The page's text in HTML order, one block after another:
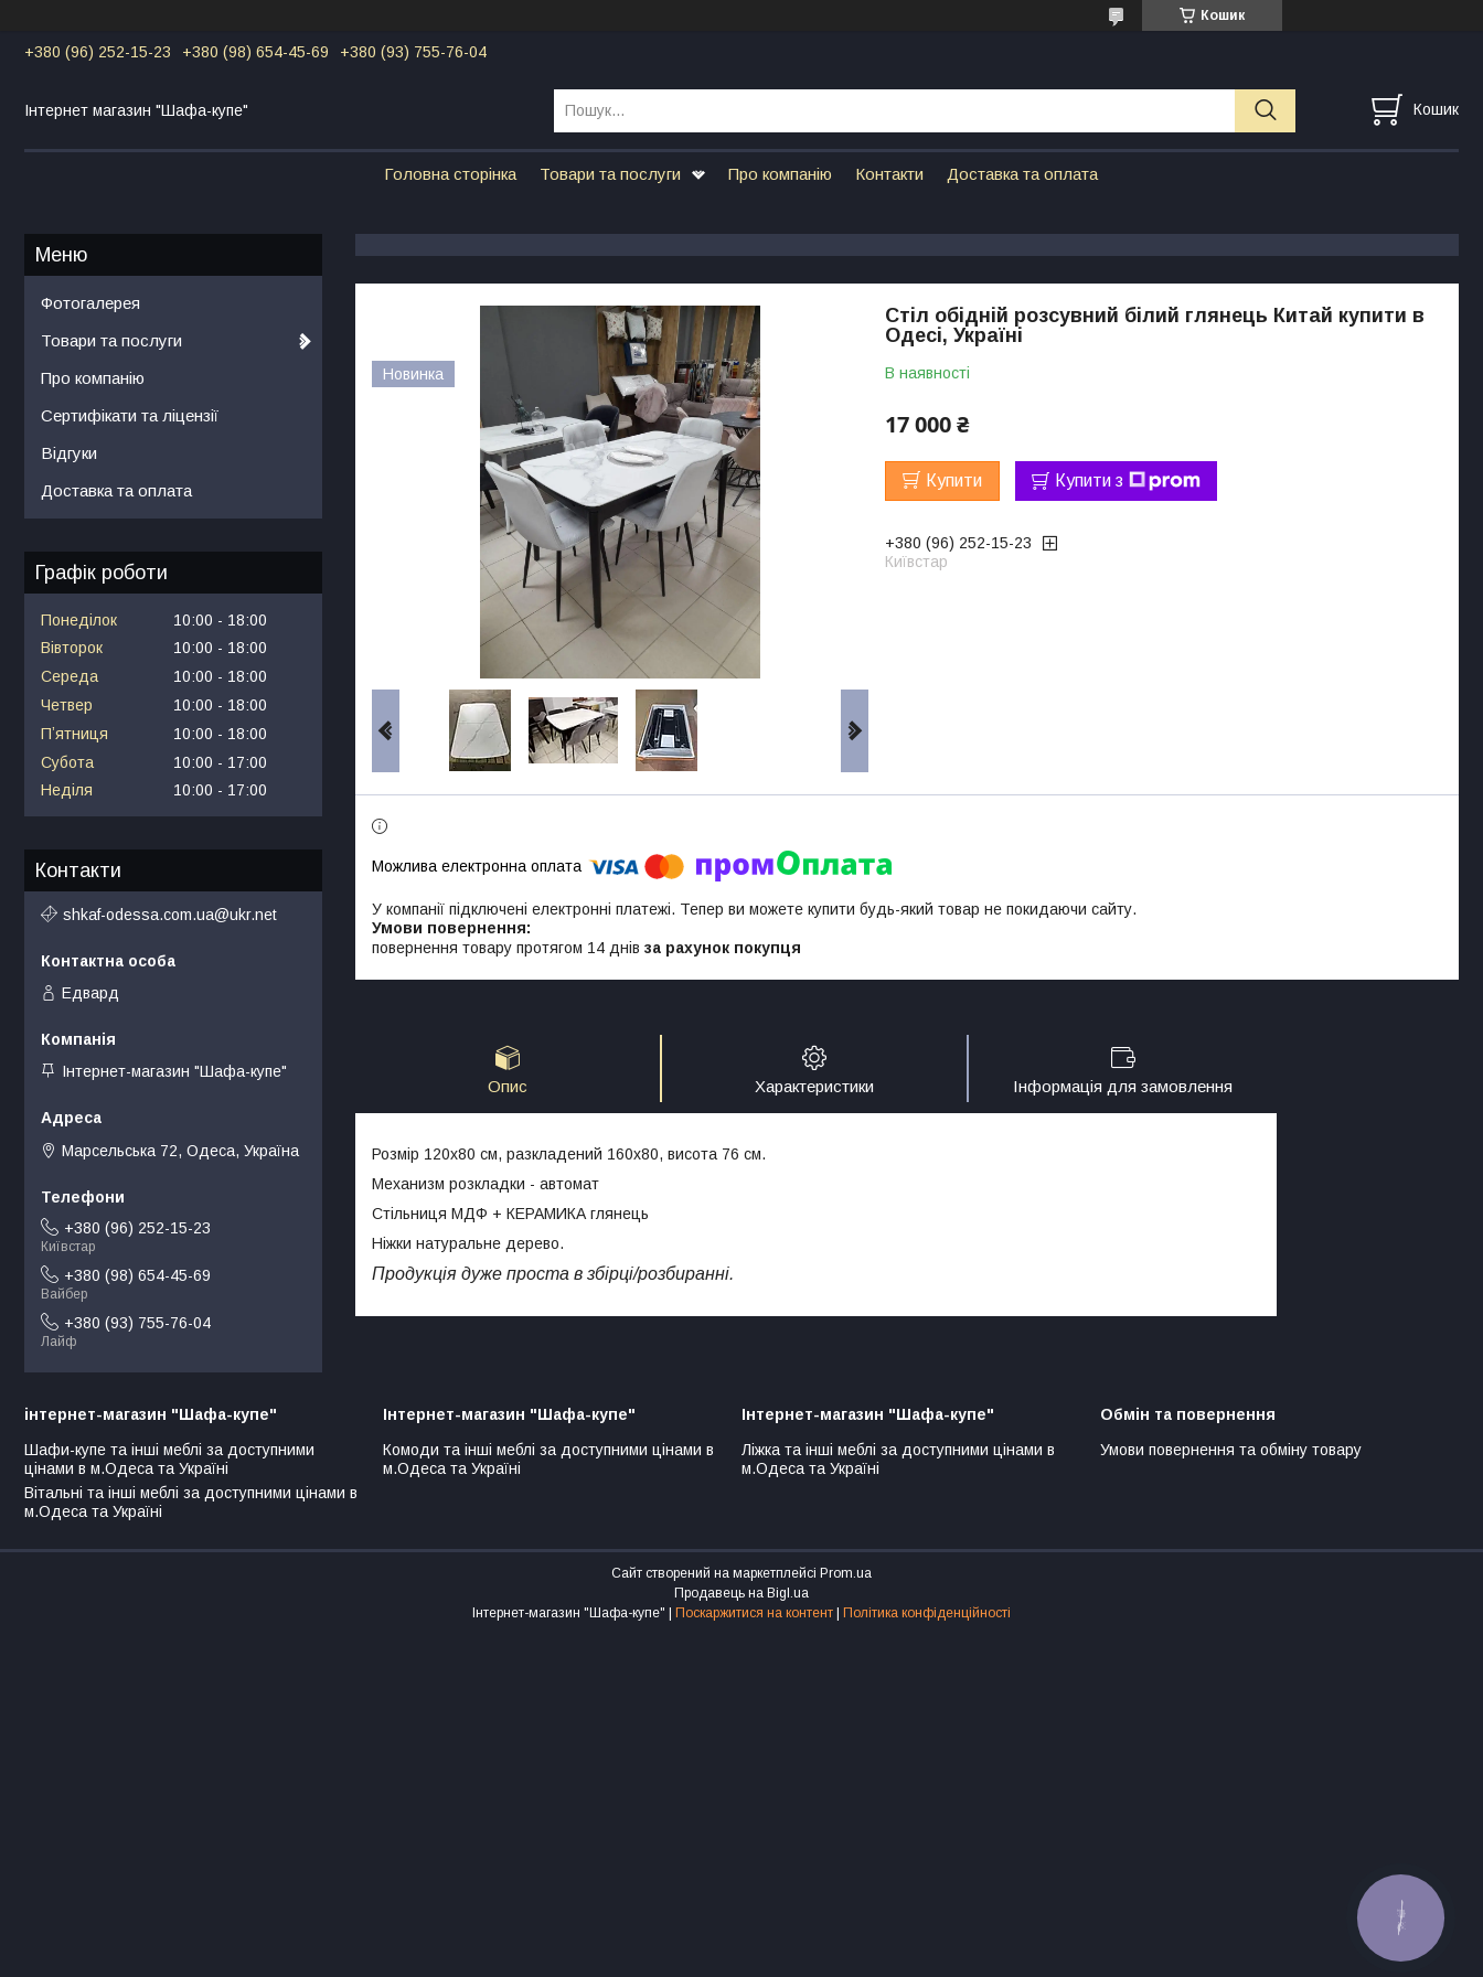
Кошик
+380 (96) 252-15-23 +380 (98) 654-45-69 +380 (93) 755-76-04
Інтернет магазин "Шафа-купе" Кошик
Головна сторінка Товари та послуги Про компанію Контакти Доставка та оплата
Новинка
Стіл обідній розсувний білий глянець Китай купити в
Одесі, Україні
В наявності
17 000 ₴
Купити Купити з
+380 (96) 252-15-23
Київстар
У компанії підключені електронні платежі. Тепер ви можете купити будь-який товар не покидаючи сайту.
повернення товару протягом 14 днів за рахунок покупця
Опис Характеристики Інформація для замовлення
Розмір 120х80 см, разкладений 160х80, висота 76 см.
Механизм розкладки - автомат
Стільниця МДФ + КЕРАМИКА глянець
Ніжки натуральне дерево.
Продукція дуже проста в збірці/розбиранні.
Фотогалерея
Товари та послуги
Про компанію
Сертифікати та ліцензії
Відгуки
Доставка та оплата
Графік роботи
Понеділок 10:00
18:00
Вівторок
10:00
18:00
Середа
10:00
18:00
Четвер
10:00
18:00
Пʼятниця
10:00
18:00
Субота
10:00
17:00
Неділя
10:00 17:00
Контакти
shkaf-odessa.com.ua@ukr.net
Едвард
Інтернет-магазин "Шафа-купе"
Марсельська 72, Одеса, Україна
+380 (96) 252-15-23
Київстар
+380 (98) 654-45-69
Вайбер
+380 (93) 755-76-04
Лайф
інтернет-магазин "Шафа-купе"
Шафи-купе та інші меблі за доступними
цінами в м.Одеса та Україні
Вітальні та інші меблі за доступними цінами в
м.Одеса та Україні
Інтернет-магазин "Шафа-купе"
Комоди та інші меблі за доступними цінами в
м.Одеса та Україні
Інтернет-магазин "Шафа-купе"
Ліжка та інші меблі за доступними цінами в
м.Одеса та Україні
Обмін та повернення
Умови повернення та обміну товару
Сайт створений на маркетплейсі Prom.ua
Продавець на Bigl.ua
Інтернет-магазин "Шафа-купе" | Поскаржитися на контент | Політика конфіденційності
КНОПКА
ЗВ'ЯЗКУ